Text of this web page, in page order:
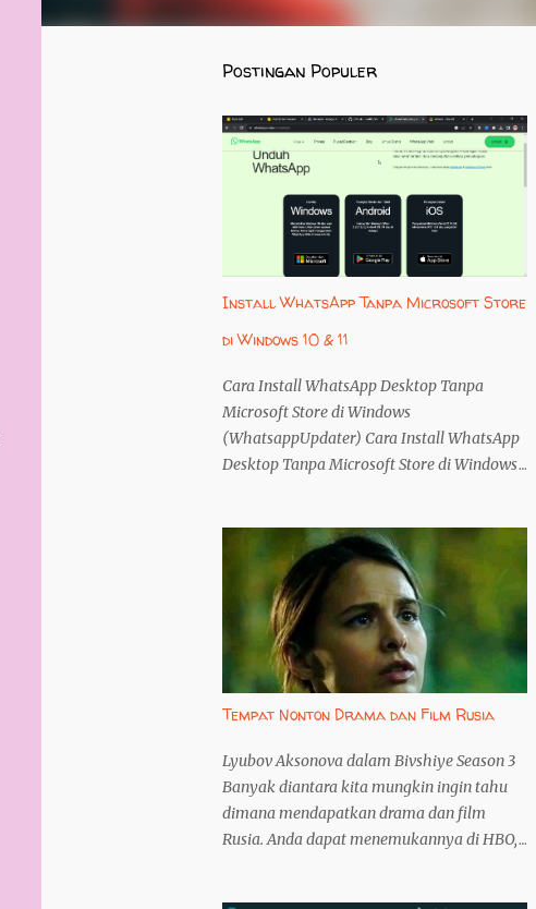
Postingan Populer
Install WhatsApp Tanpa Microsoft Store
di Windows 10 & 11
Cara Install WhatsApp Desktop Tanpa
Microsoft Store di Windows
(WhatsappUpdater) Cara Install WhatsApp
Desktop Tanpa Microsoft Store di Windows
menawarkan pengalaman yang lebih baik
dibandingkan versi web. Namun, instalasi
melalui Microsoft Store seringkali menjadi
kendala, terutama bagi pengguna Windows
yang dimodifikasi atau mengalami
masalah koneksi. Artikel ini akan memandu
Anda menginstall WhatsApp Desktop tanpa
melalui Microsoft Store, menggunakan
WhatsappUpdater. 1. Langkah Pertama:
Unduh WhatsappUpdater dari GitHub
Unduh WhatsappUpdater langsung dari
repositori resmi pengembang di GitHub . Ini
Tempat Nonton Drama dan Film Rusia
Lyubov Aksonova dalam Bivshiye Season 3
Banyak diantara kita mungkin ingin tahu
dimana mendapatkan drama dan film
Rusia. Anda dapat menemukannya di HBO,